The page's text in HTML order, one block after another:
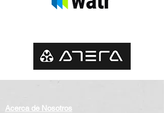
Acerca de Nosotros